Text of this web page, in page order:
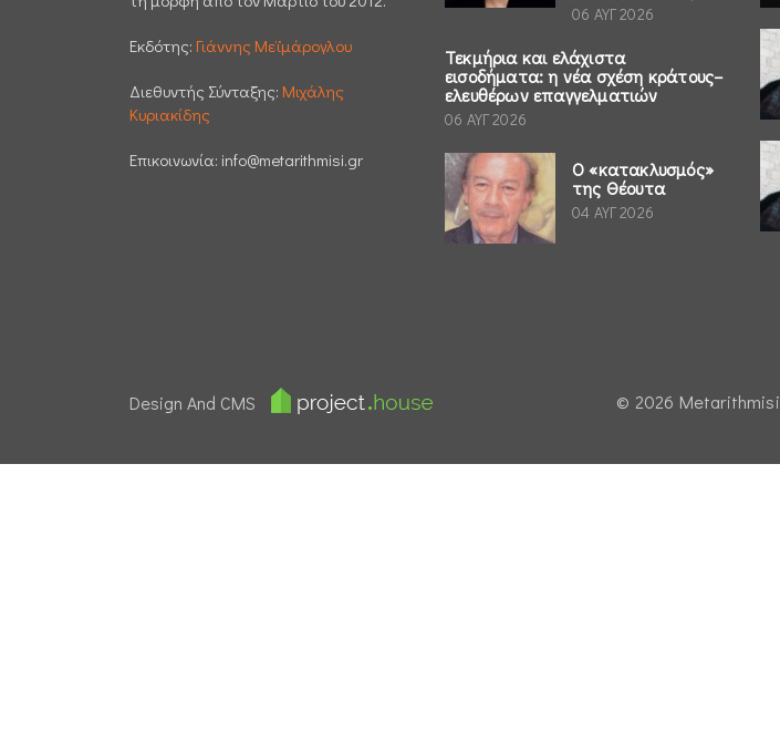
Εκδότης: Γιάννης Μεϊμάρογλου
Διεθυντής Σύνταξης: Μιχάλης
Κυριακίδης
Επικοινωνία: info@metarithmisi.gr
06 ΑΥΓ 2026
Τεκμήρια και ελάχιστα
εισοδήματα: η νέα σχέση κράτους–
ελευθέρων επαγγελματιών
06 ΑΥΓ 2026
Ο «κατακλυσμός»
της Θέουτα
04 ΑΥΓ 2026
Design And CMS © 2026 Μetarithmisi